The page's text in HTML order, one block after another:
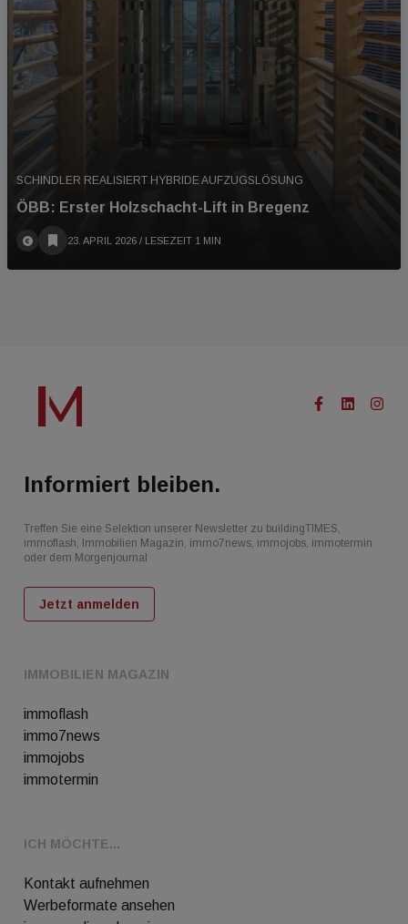
SCHINDLER REALISIERT HYBRIDE AUFZUGSLÖSUNG
ÖBB: Erster Holzschacht-Lift in Bregenz
23. APRIL 2026 / LESEZEIT 1 MIN
IMMOBILIEN MAGAZIN
immoflash
immo7news
immojobs
immotermin
ICH MÖCHTE...
Kontakt aufnehmen
Werbeformate ansehen
Informiert bleiben.
Treffen Sie eine Selektion unserer Newsletter zu buildingTIMES,
immoflash, Immobilien Magazin, immo7news, immojobs, immotermin
oder dem Morgenjournal
Jetzt anmelden